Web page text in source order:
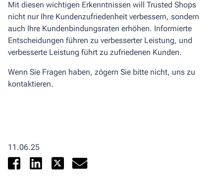
Mit diesen wichtigen Erkenntnissen will Trusted Shops
nicht nur Ihre Kundenzufriedenheit verbessern, sondern
auch Ihre Kundenbindungsraten erhöhen. Informierte
Entscheidungen führen zu verbesserter Leistung, und
verbesserte Leistung führt zu zufriedenen Kunden.
Wenn Sie Fragen haben, zögern Sie bitte nicht, uns zu
kontaktieren.
11.06.25